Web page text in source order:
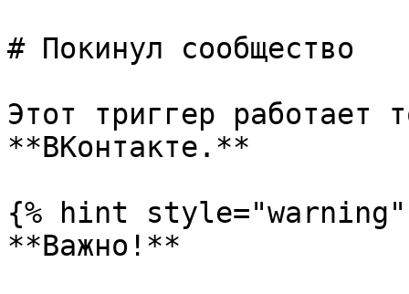
# Покинул сообщество
Этот триггер работает
**ВКонтакте.**
{% hint style="warning"
**Важно!**